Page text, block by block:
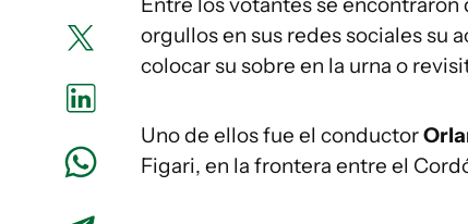
orgullos en sus redes sociales su
colocar su sobre en la urna o
Uno de ellos fue el conductor
Figari, en la frontera entre el